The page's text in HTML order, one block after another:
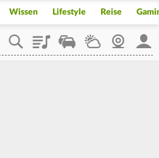
Wissen Lifestyle Reise
PlaylistStaupilotWetterWebcam